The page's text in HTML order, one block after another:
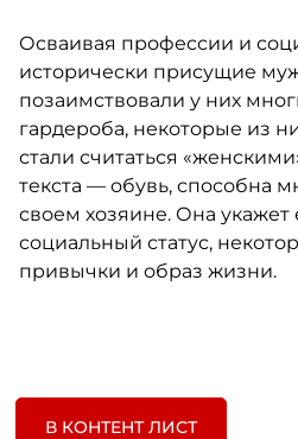
Осваивая профессии и
исторически присущие
позаимствовали у них
гардероба, некоторые из
стали считаться
текста — обувь, способна
своем хозяине. Она укажет
социальный статус,
привычки и образ жизни.
В КОНТЕНТ ЛИСТ